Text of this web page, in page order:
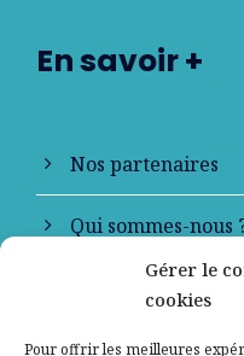
Gérer le
cookies
Pour offrir les meilleures
En savoir +
Nos partenaires
Qui sommes-nous
Contactez-nous
Mentions légales